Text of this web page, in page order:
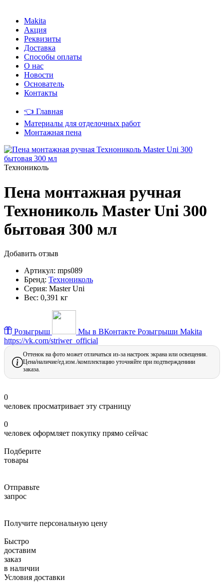
Makita
Акция
Реквизиты
Доставка
Способы оплаты
О нас
Новости
Основатель
Контакты
👈 Главная
Материалы для отделочных работ
Монтажная пена
Технониколь
Пена монтажная ручная
Технониколь Master Uni 300
бытовая 300 мл
Добавить отзыв
Артикул: mps089
Бренд: Технониколь
Серия: Master Uni
Вес: 0,391 кг
Розыгрыш Мы в ВКонтакте Розыгрыши Makita
https://vk.com/striwer_official
Оттенок на фото может отличаться из-за настроек экрана или освещения.
Цена/наличие/ед.изм./комплектацию уточняйте при подтверждениии
заказа.
0
человек просматривает эту страницу
0
человек оформляет покупку прямо сейчас
Подберите
товары
Отправьте
запрос
Получите персональную цену
Быстро
доставим
заказ
в наличии
Условия доставки